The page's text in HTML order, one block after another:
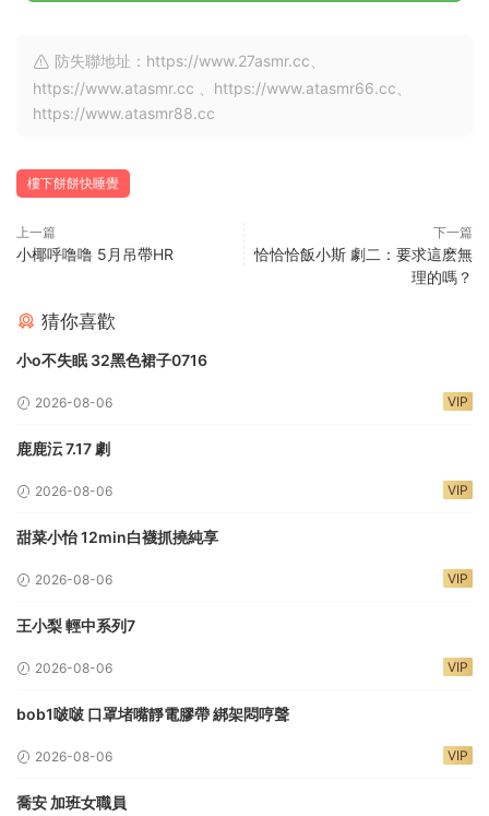
防失聯地址：https://www.27asmr.cc、
https://www.atasmr.cc 、https://www.atasmr66.cc、
https://www.atasmr88.cc
樓下餅餅快睡覺
上一篇
小椰呼噜噜 5月吊帶HR
下一篇
恰恰恰飯小斯 劇二：要求這麽無
理的嗎？
猜你喜歡
小o不失眠 32黑色裙子0716
2026-08-06 VIP
鹿鹿沄 7.17 劇
2026-08-06 VIP
甜菜小怡 12min白襪抓撓純享
2026-08-06 VIP
王小梨 輕中系列7
2026-08-06 VIP
bob1啵啵 口罩堵嘴靜電膠帶 綁架悶哼聲
2026-08-06 VIP
喬安 加班女職員